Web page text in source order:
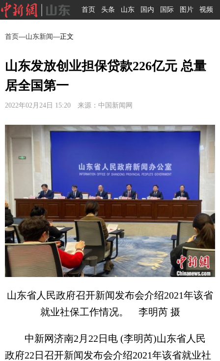
首页 头条 山东 国内 国际 图片 视频
首页—山东新闻—正文
山东发放创业担保贷款226亿元 总量
居全国第一
2022年02月24日 15:20 来源：中国新闻网
山东省人民政府召开新闻发布会介绍2021年该省
就业社保工作情况。 李明芮 摄
中新网济南2月22日电 (李明芮)山东省人民
政府22日召开新闻发布会介绍2021年该省就业社